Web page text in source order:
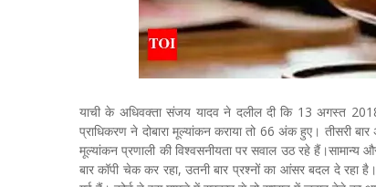
याची के अधिवक्ता संजय यादव ने दलील दी कि 13 अगस्त 2018
प्राधिकरण ने दोबारा मूल्यांकन कराया तो 66 अंक हुए।
मूल्यांकन प्रणाली की विश्वसनीयता पर सवाल उठ रहे
बार कॉपी चेक कर रहा, उतनी बार प्रश्नों का आंसर बदल दे